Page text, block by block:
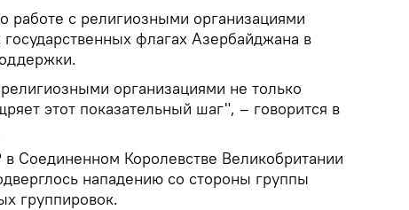
работе с религиозными организациями
флагах Азербайджана в
организациями не только
этот показательный шаг", – говорится в
Соединенном Королевстве Великобритании
нападению со стороны группы
группировок.